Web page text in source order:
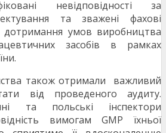
невідповідності за
та зважені фахові
дотримання умов виробництва
засобів в рамках
також отримали важливий
від проведеного аудиту.
та польські інспектори
вимогам GMP їхньої